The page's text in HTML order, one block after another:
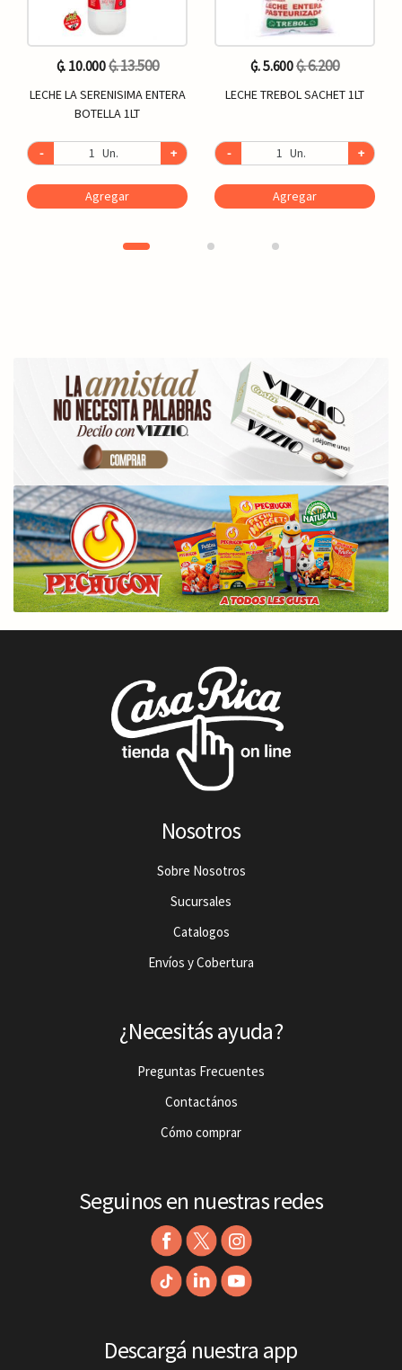
₲. 10.000₲. 13.500
LECHE LA SERENISIMA ENTERA
BOTELLA 1LT
- Un. +
Agregar
₲. 5.600₲. 6.200
LECHE TREBOL SACHET 1LT
- Un. +
Agregar
Nosotros
Sobre Nosotros
Sucursales
Catalogos
Envíos y Cobertura
¿Necesitás ayuda?
Preguntas Frecuentes
Contactános
Cómo comprar
Seguinos en nuestras redes
Descargá nuestra app